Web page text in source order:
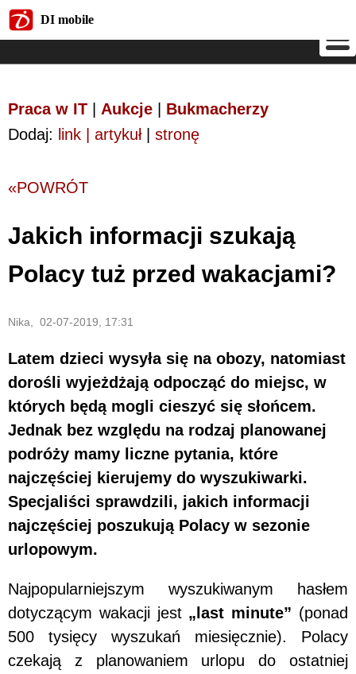
DI mobile
Praca w IT Aukcje
Bukmacherzy
Dodaj: link | artykuł| stronę
«POWRÓT
Jakich informacji szukają
Polacy tuż przed wakacjami?
Nika, 02-07-2019, 17:31
Latem dzieci wysyła się na obozy, natomiast
dorośli wyjeżdżają odpocząć do miejsc, w
których będą mogli cieszyć się słońcem.
Jednak bez względu na rodzaj planowanej
podróży mamy liczne pytania, które
najczęściej kierujemy do wyszukiwarki.
Specjaliści sprawdzili, jakich informacji
najczęściej poszukują Polacy w sezonie
urlopowym.
Najpopularniejszym wyszukiwanym hasłem
dotyczącym wakacji jest „last minute” (ponad
500 tysięcy wyszukań miesięcznie). Polacy
czekają z planowaniem urlopu do ostatniej
DI mobile